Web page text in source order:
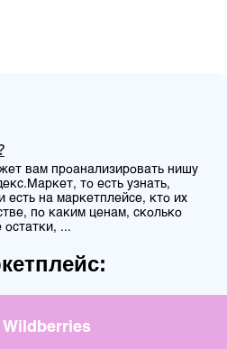
вам проанализировать нишу
то есть узнать,
на маркетплейсе, кто их
по каким ценам, сколько
...
Wildberries